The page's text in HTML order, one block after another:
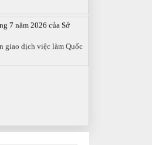
dịch việc làm Quốc